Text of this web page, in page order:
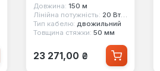
Довжина: 150 м
Лінійна потужність: 20 Вт/м
Тип кабелю: двожильний
Товщина стяжки: 50 мм
Звичайна ціна:
23 271,00 ₴